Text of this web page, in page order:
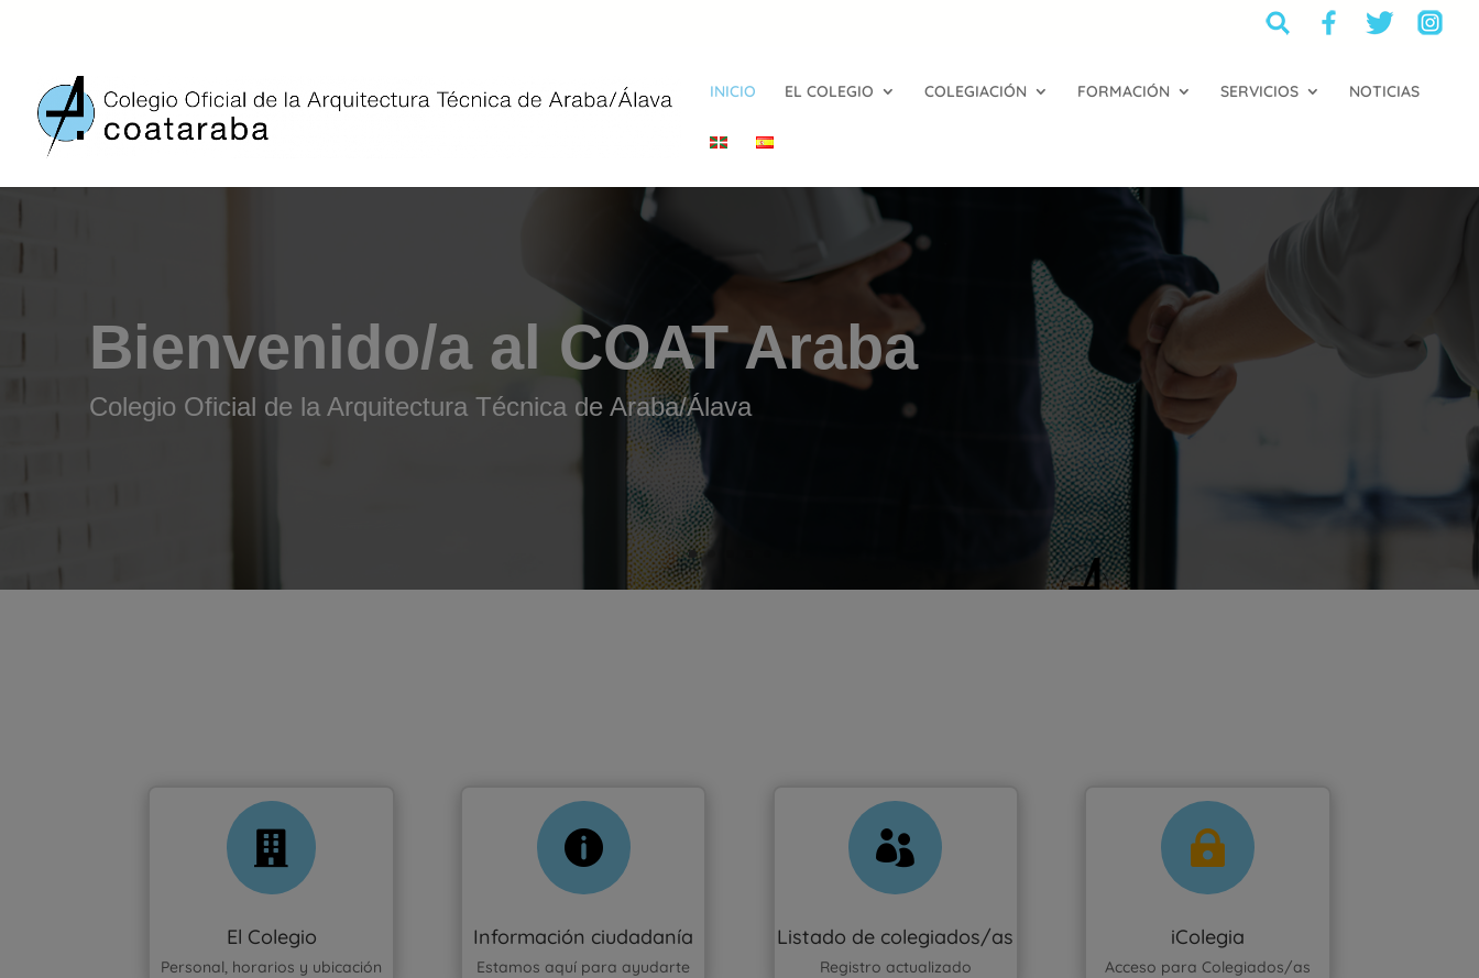
INICIO EL COLEGIO COLEGIACIÓN FORMACIÓN SERVICIOS NOTICIAS
Bienvenido/a al COAT Araba
Colegio Oficial de la Arquitectura Técnica de Araba/Álava

El Colegio
Personal, horarios y ubicación

Información ciudadanía
Estamos aquí para ayudarte

Listado de colegiados/as
Registro actualizado

iColegia
Acceso para Colegiados/as